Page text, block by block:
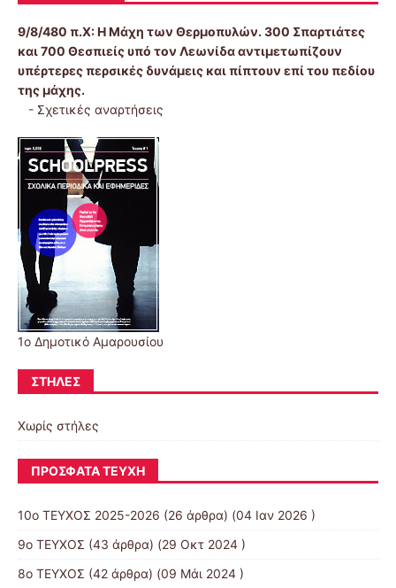
9/8/480 π.Χ:Η Μάχη των Θερμοπυλών. 300 Σπαρτιάτες
και 700 Θεσπιείς υπό τον Λεωνίδα αντιμετωπίζουν
υπέρτερες περσικές δυνάμεις και πίπτουν επί του πεδίου
της μάχης.
- Σχετικές αναρτήσεις
1ο Δημοτικό Αμαρουσίου
ΣΤΉΛΕΣ
Χωρίς στήλες
ΠΡΌΣΦΑΤΑ ΤΕΎΧΗ
10o ΤΕΥΧΟΣ 2025-2026 (26 άρθρα) (04 Ιαν 2026 )
9ο ΤΕΥΧΟΣ (43 άρθρα) (29 Οκτ 2024 )
8ο ΤΕΥΧΟΣ (42 άρθρα) (09 Μάι 2024 )